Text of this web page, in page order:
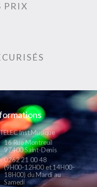
PRIX
Inst Musique
16 Rue Montreuil
97400 Saint-Denis
0262 21 00 48
(9H00-12H00 et 14H00-
18H00) du Mardi au
Samedi